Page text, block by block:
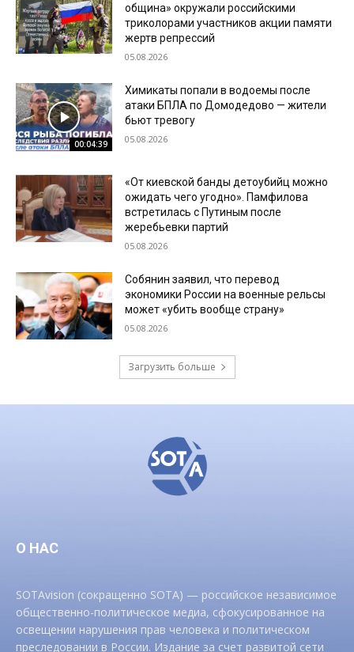
община» окружали российскими
триколорами участников акции памяти
жертв репрессий
05.08.2026
00:04:39
Химикаты попали в водоемы после
атаки БПЛА по Домодедово — жители
бьют тревогу
05.08.2026
«От киевской банды детоубийц можно
ожидать чего угодно». Памфилова
встретилась с Путиным после
жеребьевки партий
05.08.2026
Собянин заявил, что перевод
экономики России на военные рельсы
может «убить вообще страну»
05.08.2026
Загрузить больше
О НАС
SOTAvision (сокращенно SOTA) — российское независимое
общественно-политическое медиа, сфокусированное на
освещении нарушения прав человека и политическом
преследовании в России. Издание за счет развитой сети